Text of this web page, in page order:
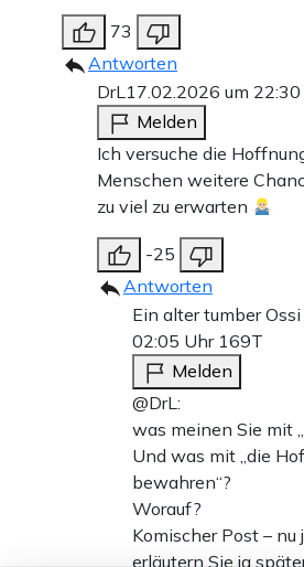
73
Antworten
DrL17.02.2026 um
Melden
Ich versuche die
Menschen weitere
zu viel zu erwarten
-25
Antworten
Ein alter tumber Ossi
02:05 Uhr 169T
Melden
@DrL:
was meinen Sie mit
Und was mit „die
bewahren“?
Worauf?
Komischer Post – nu
erläutern Sie ja